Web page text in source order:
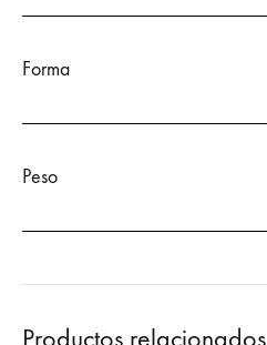
Forma
Peso
Productos relacionados